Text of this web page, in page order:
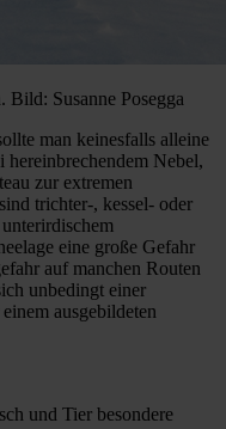
Bild: Susanne Posegga
man keinesfalls alleine
Nebel,
zur extremen
trichter-, kessel- oder
eine große Gefahr
auf manchen Routen
unbedingt einer
ausgebildeten
und Tier besondere